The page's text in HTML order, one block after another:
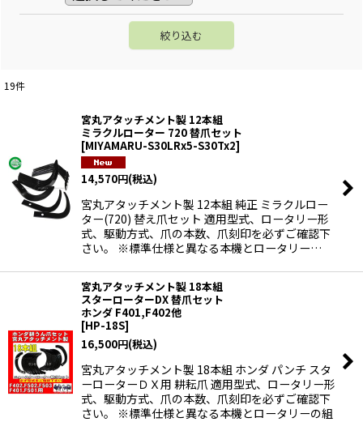
絞り込む
19件
宮丸アタッチメント製 12本組
ミラクルローター 720 替爪セット
[MIYAMARU-S30LRx5-S30Tx2]
14,570円(税込)
宮丸アタッチメント製 12本組 純正 ミラクルロー
ター(720) 替え爪セット 適用型式、ロータリー形
式、駆動方式、爪の本数、爪刻印を必ずご確認下
さい。 ※標準仕様と異なる本機とロータリー…
宮丸アタッチメント製 18本組
スターローターDX 替爪セット
ホンダ F401,F402他
[HP-18S]
16,500円(税込)
宮丸アタッチメント製 18本組 ホンダ パンチ スタ
ーローターＤＸ用 耕耘爪 適用型式、ロータリー形
式、駆動方式、爪の本数、爪刻印を必ずご確認下
さい。 ※標準仕様と異なる本機とロータリーの組